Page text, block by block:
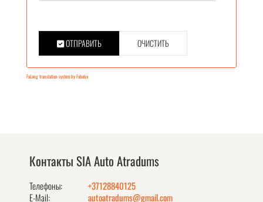
ОТПРАВИТЬ ОЧИСТИТЬ
FaLang translation system by Faboba
Контакты SIA Auto Atradums
Телефоны:
+37128840125
E-Mail:
autoatradums@gmail.com